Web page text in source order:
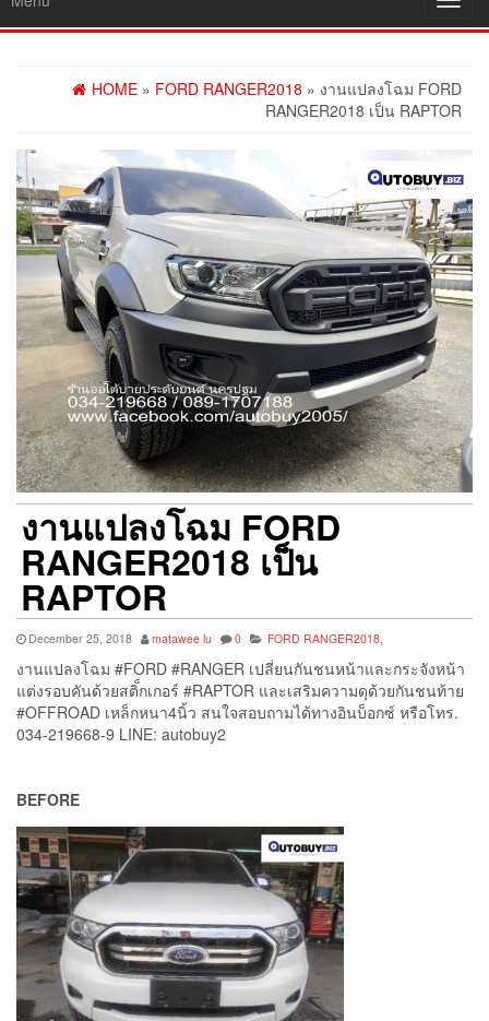
HOME » FORD RANGER2018 » งานแปลงโฉม FORD
RANGER2018 เป็น RAPTOR
งานแปลงโฉม FORD
RANGER2018 เป็น
RAPTOR
December 25, 2018 matawee lu 0 FORD RANGER2018
งานแปลงโฉม #FORD #RANGER เปลี่ยนกันชนหน้าและกระจังหน้า
แต่งรอบคันด้วยสติ็กเกอร์ #RAPTOR และเสริมความดุด้วยกันชนท้าย
#OFFROAD เหล็กหนา4นิ้ว สนใจสอบถามได้ทางอินบ็อกซ์ หรือโทร.
034-219668-9 LINE: autobuy2
BEFORE